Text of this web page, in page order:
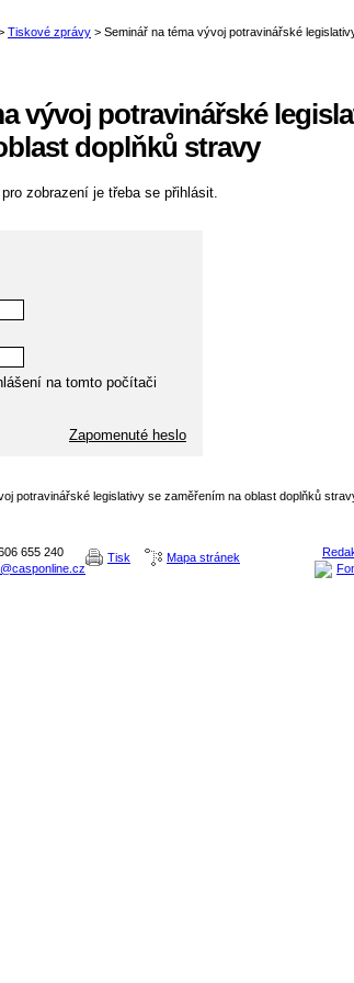
vývoj potravinářské
doplňků stravy
zobrazení je třeba se přihlásit.
na tomto počítači
Zapomenuté heslo
potravinářské legislativy se zaměřením na oblast doplňků
655 240
Tisk Mapa stránek